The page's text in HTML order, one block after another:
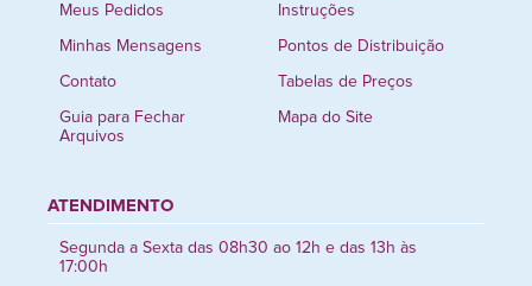
Meus Pedidos
Minhas Mensagens
Contato
Guia para Fechar
Arquivos
Instruções
Pontos de Distribuição
Tabelas de Preços
Mapa do Site
ATENDIMENTO
Segunda a Sexta das 08h30 ao 12h e das 13h às
17:00h